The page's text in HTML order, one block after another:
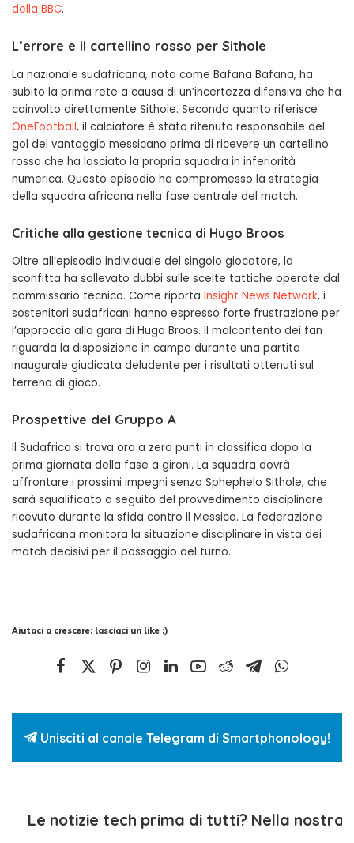
della BBC.
L’errore e il cartellino rosso per Sithole
La nazionale sudafricana, nota come Bafana Bafana, ha
subito la prima rete a causa di un’incertezza difensiva che ha
coinvolto direttamente Sithole. Secondo quanto riferisce
OneFootball, il calciatore è stato ritenuto responsabile del
gol del vantaggio messicano prima di ricevere un cartellino
rosso che ha lasciato la propria squadra in inferiorità
numerica. Questo episodio ha compromesso la strategia
della squadra africana nella fase centrale del match.
Critiche alla gestione tecnica di Hugo Broos
Oltre all’episodio individuale del singolo giocatore, la
sconfitta ha sollevato dubbi sulle scelte tattiche operate dal
commissario tecnico. Come riporta Insight News Network, i
sostenitori sudafricani hanno espresso forte frustrazione per
l’approccio alla gara di Hugo Broos. Il malcontento dei fan
riguarda la disposizione in campo durante una partita
inaugurale giudicata deludente per i risultati ottenuti sul
terreno di gioco.
Prospettive del Gruppo A
Il Sudafrica si trova ora a zero punti in classifica dopo la
prima giornata della fase a gironi. La squadra dovrà
affrontare i prossimi impegni senza Sphephelo Sithole, che
sarà squalificato a seguito del provvedimento disciplinare
ricevuto durante la sfida contro il Messico. La federazione
sudafricana monitora la situazione disciplinare in vista dei
match decisivi per il passaggio del turno.
Aiutaci a crescere: lasciaci un like :)
Unisciti al canale Telegram di Smartphonology!
Le notizie tech prima di tutti? Nella nostra